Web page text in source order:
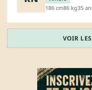
186 cm86 kg35
VOIR